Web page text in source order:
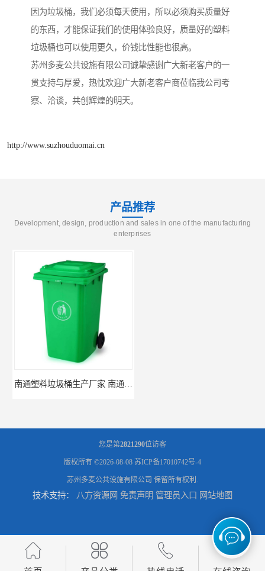
因为垃圾桶，我们必须每天使用，所以必须购买质量好
的东西，才能保证我们的使用体验良好，质量好的塑料
垃圾桶也可以使用更久，价钱比性能也很高。
苏州多麦公共设施有限公司诚挚感谢广大新老客户的一
贯支持与厚爱，热忱欢迎广大新老客户商莅临我公司考
察、洽谈，共创辉煌的明天。
http://www.suzhouduomai.cn
产品推荐
Development, design, production and sales in one of the manufacturing
enterprises
南通塑料垃圾桶生产厂家 南通塑料分类垃圾桶定做 南通小区垃圾桶批发价格
连云港垃圾收集房生产厂家 连云港分类垃圾房定做 连云港不锈钢垃圾屋制品厂 南通垃圾收集房生产厂家 南通小区值班岗亭定做 南通收费岗亭批发厂家
您是第2821290位访客
版权所有 ©2026-08-08 苏ICP备17010742号-4
苏州多麦公共设施有限公司 保留所有权利.
技术支持： 八方资源网 免责声明 管理员入口 网站地图